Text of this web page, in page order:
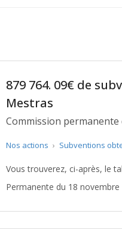
879 764. 09€ de
Mestras
Commission
Nos actions › Subventions
Vous trouverez, ci-après, le
Permanente du 18 novembre